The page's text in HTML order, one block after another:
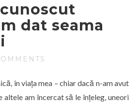
dat seama
în viața mea – chiar dacă n-am avut
altele am încercat să le înțeleg, uneori